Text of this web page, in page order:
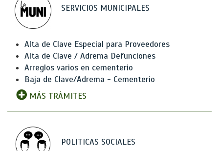
SERVICIOS MUNICIPALES
Alta de Clave Especial para Proveedores
Alta de Clave / Adrema Defunciones
Arreglos varios en cementerio
Baja de Clave/Adrema - Cementerio
MÁS TRÁMITES
POLITICAS SOCIALES